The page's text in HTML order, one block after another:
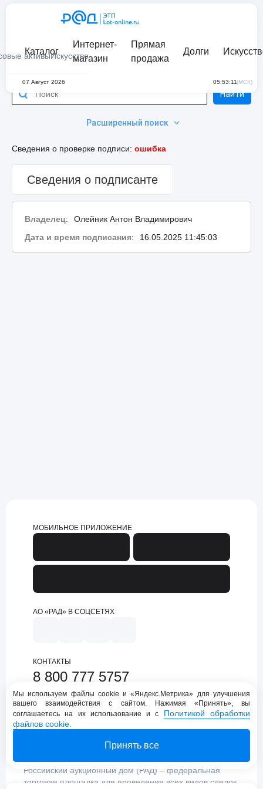
активыИскусство
Каталог
Интернет-
магазин
Прямая
продажа
Долги
07 Август 2026 05:53:11(МСК)
Расширенный поиск
Найти
Сведения о проверке подписи: ошибка
Сведения о подписанте
Владелец:
Олейник Антон Владимирович
Дата и время подписания: 16.05.2025 11:45:03
МОБИЛЬНОЕ ПРИЛОЖЕНИЕ
АО «РАД» В СОЦСЕТЯХ
КОНТАКТЫ
8 800 777 5757
support@lot-online.ru
Техническая поддержка
Российский аукционный дом (РАД) – федеральная
торговая площадка для проведения всех видов сделок
Мы используем файлы cookie и «Яндекс.Метрика» для улучшения
вашего взаимодействия с сайтом. Нажимая «Принять», вы
соглашаетесь на их использование и с Политикой обработки
файлов cookie.
Принять все